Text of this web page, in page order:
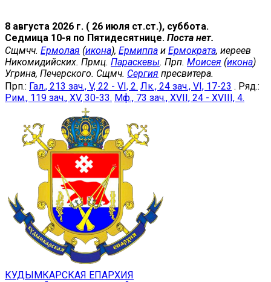
8 августа 2026 г. ( 26 июля ст.ст.), суббота.
Седмица 10-я по Пятидесятнице. Поста нет.
Сщмчч. Ермолая (икона), Ермиппа и Ермократа, иереев
Никомидийских. Прмц. Параскевы. Прп. Моисея (икона)
Угрина, Печерского. Сщмч. Сергия пресвитера.
Прп.: Гал., 213 зач., V, 22 - VI, 2. Лк., 24 зач., VI, 17-23 . Ряд.:
Рим., 119 зач., XV, 30-33. Мф., 73 зач., XVII, 24 - XVIII, 4.
КУДЫМКАРСКАЯ ЕПАРХИЯ